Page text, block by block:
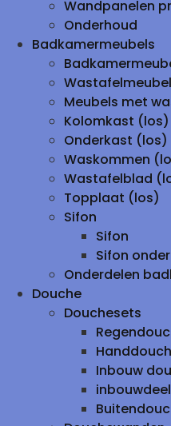
Wandpanelen
Onderhoud
Badkamermeubels
Meubels met
Kolomkast (los)
Onderkast (los)
Waskommen
Wastafelblad
Topplaat (los)
Sifon
Sifon
Sifon
Onderdelen
Douche
Douchesets
Inbouw
inbouwdeel